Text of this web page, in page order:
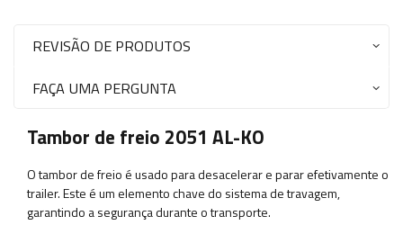
REVISÃO DE PRODUTOS
FAÇA UMA PERGUNTA
Tambor de freio 2051 AL-KO
O tambor de freio é usado para desacelerar e parar efetivamente o
trailer. Este é um elemento chave do sistema de travagem,
garantindo a segurança durante o transporte.